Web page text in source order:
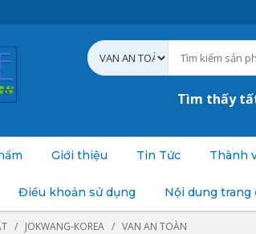
Tìm thấy
Giới thiệu Tin Tức Thành
Điều khoản sử dụng Nội dung trang
JOKWANG-KOREA VAN AN TOÀN